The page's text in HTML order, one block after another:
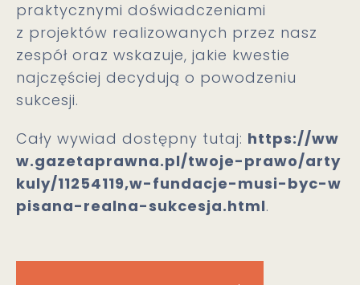
praktycznymi doświadczeniami
z projektów realizowanych przez nasz
zespół oraz wskazuje, jakie kwestie
najczęściej decydują o powodzeniu
sukcesji.
Cały wywiad dostępny tutaj: https://ww
w.gazetaprawna.pl/twoje-prawo/arty
kuly/11254119,w-fundacje-musi-byc-w
pisana-realna-sukcesja.html.